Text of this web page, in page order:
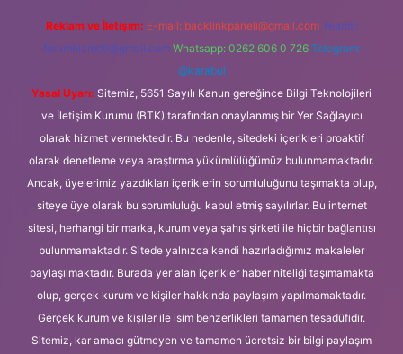
Reklam ve İletişim: E-mail: backlinkpaneli@gmail.com Teams:
forumhizmeti@gmail.com Whatsapp: 0262 606 0 726 Telegram:
@karabul
Yasal Uyarı: Sitemiz, 5651 Sayılı Kanun gereğince Bilgi Teknolojileri
ve İletişim Kurumu (BTK) tarafından onaylanmış bir Yer Sağlayıcı
olarak hizmet vermektedir. Bu nedenle, sitedeki içerikleri proaktif
olarak denetleme veya araştırma yükümlülüğümüz bulunmamaktadır.
Ancak, üyelerimiz yazdıkları içeriklerin sorumluluğunu taşımakta olup,
siteye üye olarak bu sorumluluğu kabul etmiş sayılırlar. Bu internet
sitesi, herhangi bir marka, kurum veya şahıs şirketi ile hiçbir bağlantısı
bulunmamaktadır. Sitede yalnızca kendi hazırladığımız makaleler
paylaşılmaktadır. Burada yer alan içerikler haber niteliği taşımamakta
olup, gerçek kurum ve kişiler hakkında paylaşım yapılmamaktadır.
Gerçek kurum ve kişiler ile isim benzerlikleri tamamen tesadüfidir.
Sitemiz, kar amacı gütmeyen ve tamamen ücretsiz bir bilgi paylaşım